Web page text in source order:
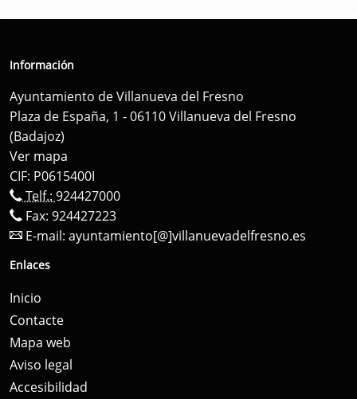
Información
Ayuntamiento de Villanueva del Fresno
Plaza de España, 1 - 06110 Villanueva del Fresno
(Badajoz)
Ver mapa
CIF: P0615400I
Telf.: 924427000
Fax: 924427223
E-mail: ayuntamiento[@]villanuevadelfresno.es
Enlaces
Inicio
Contacte
Mapa web
Aviso legal
Accesibilidad